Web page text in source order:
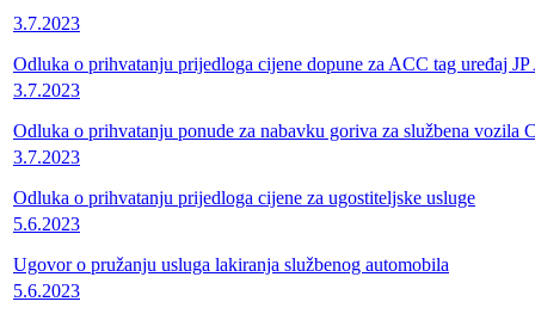
3.7.2023
Odluka o prihvatanju prijedloga cijene dopune za ACC tag uređaj
3.7.2023
Odluka o prihvatanju ponude za nabavku goriva za službena vozila
3.7.2023
Odluka o prihvatanju prijedloga cijene za ugostiteljske usluge
5.6.2023
Ugovor o pružanju usluga lakiranja službenog automobila
5.6.2023